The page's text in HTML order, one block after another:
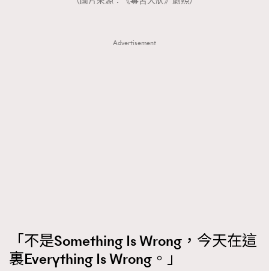
TRENDING
AFrenchMind
DressLikeAParisienne
Advertisement
「不是Something Is Wrong，今天在這
裏Everything Is Wrong。」